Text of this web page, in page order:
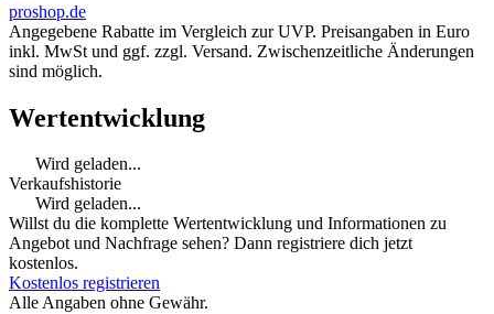
proshop.de
Angegebene Rabatte im Vergleich zur UVP. Preisangaben in Euro
inkl. MwSt und ggf. zzgl. Versand. Zwischenzeitliche Änderungen
sind möglich.
Wertentwicklung
Wird geladen...
Verkaufshistorie
Wird geladen...
Willst du die komplette Wertentwicklung und Informationen zu
Angebot und Nachfrage sehen? Dann registriere dich jetzt
kostenlos.
Kostenlos registrieren
Alle Angaben ohne Gewähr.